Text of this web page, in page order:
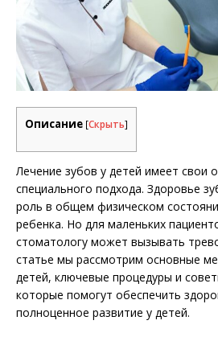
Описание [Скрыть]
Лечение зубов у детей имеет свои
специального подхода. Здоровье
роль в общем физическом
ребенка. Но для маленьких
стоматологу может вызывать
статье мы рассмотрим основные
детей, ключевые процедуры и
которые помогут обеспечить
полноценное развитие у детей.